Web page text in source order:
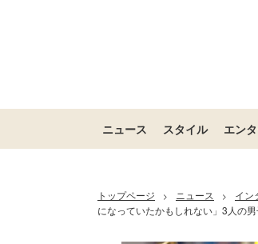
ニュース スタイル エン
トップページ > ニュース > イン
になっていたかもしれない」3人の